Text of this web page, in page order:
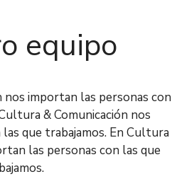
equipo
nos importan las personas con
& Comunicación nos
que trabajamos. En Cultura
las personas con las que